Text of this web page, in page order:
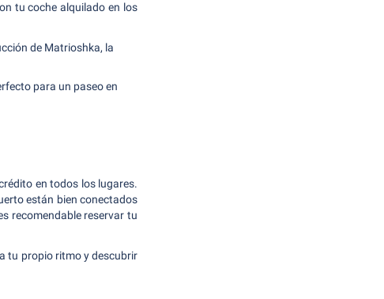
tu coche alquilado en los
de Matrioshka, la
para un paseo en
en todos los lugares.
están bien conectados
recomendable reservar tu
tu propio ritmo y descubrir